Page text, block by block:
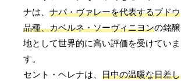
ナは、ナパ・ヴァレーを代表するブドウ
品種、カベルネ・ソーヴィニヨンの銘醸
地として世界的に高い評価を受けていま
す。
セント・ヘレナは、日中の温暖な日差し